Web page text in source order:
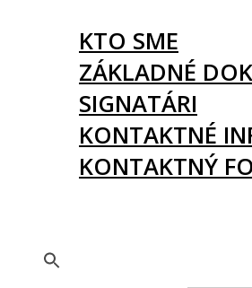
KTO SME
ZÁKLADNÉ
SIGNATÁRI
KONTAKTNÉ
KONTAKTNÝ